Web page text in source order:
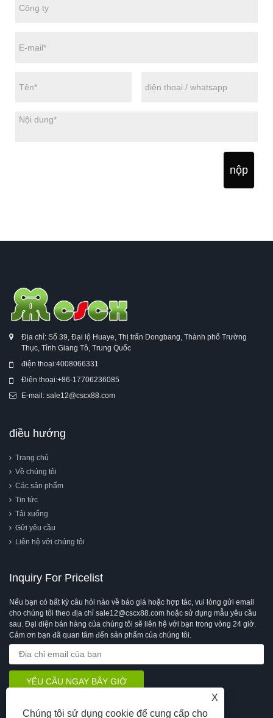
nộp
Địa chỉ: Số 39, Đại lộ Huaye, Thị trấn Dongbang, Thành phố Trường
Thục, Tỉnh Giang Tô, Trung Quốc
điện thoại:4008066331
Điện thoại:+86-17706236085
E-mail: sale12@cscx88.com
điều hướng
Trang chủ
Về chúng tôi
Các sản phẩm
Tin tức
Tải xuống
Gửi yêu cầu
Liên hệ với chúng tôi
Inquiry For Pricelist
Nếu bạn có bất kỳ câu hỏi nào về báo giá hoặc hợp tác, vui lòng gửi email
cho chúng tôi theo địa chỉ sale12@cscx88.com hoặc sử dụng mẫu yêu cầu
sau. Đại diện bán hàng của chúng tôi sẽ liên hệ với bạn trong vòng 24 giờ.
Cảm ơn bạn đã quan tâm đến sản phẩm của chúng tôi.
X
Chúng tôi sử dụng cookie để cung cấp cho